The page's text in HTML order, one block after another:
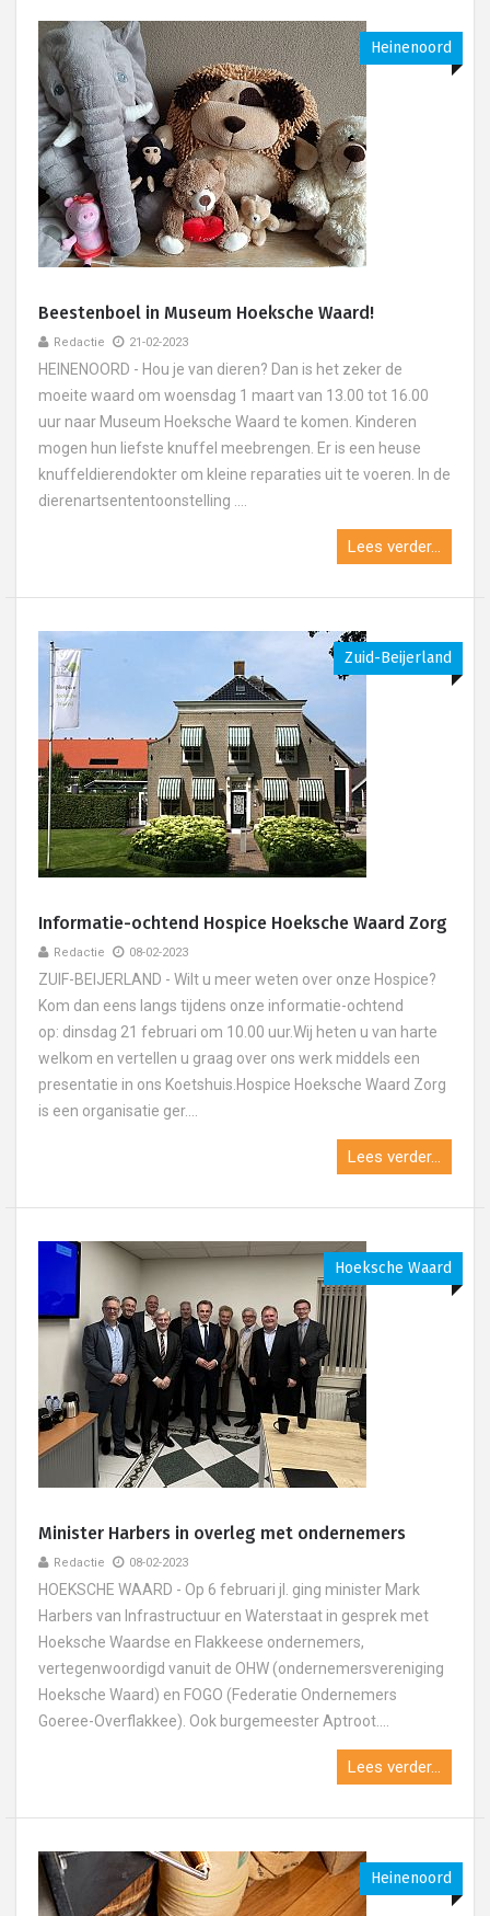
Heinenoord
Beestenboel in Museum Hoeksche Waard!
Redactie 21-02-2023
HEINENOORD - Hou je van dieren? Dan is het zeker de
moeite waard om woensdag 1 maart van 13.00 tot 16.00
uur naar Museum Hoeksche Waard te komen. Kinderen
mogen hun liefste knuffel meebrengen. Er is een heuse
knuffeldierendokter om kleine reparaties uit te voeren. In de
dierenartsententoonstelling ....
Lees verder...
Zuid-Beijerland
Informatie-ochtend Hospice Hoeksche Waard Zorg
Redactie 08-02-2023
ZUIF-BEIJERLAND - Wilt u meer weten over onze Hospice?
Kom dan eens langs tijdens onze informatie-ochtend
op: dinsdag 21 februari om 10.00 uur.Wij heten u van harte
welkom en vertellen u graag over ons werk middels een
presentatie in ons Koetshuis.Hospice Hoeksche Waard Zorg
is een organisatie ger....
Lees verder...
Hoeksche Waard
Minister Harbers in overleg met ondernemers
Redactie 08-02-2023
HOEKSCHE WAARD - Op 6 februari jl. ging minister Mark
Harbers van Infrastructuur en Waterstaat in gesprek met
Hoeksche Waardse en Flakkeese ondernemers,
vertegenwoordigd vanuit de OHW (ondernemersvereniging
Hoeksche Waard) en FOGO (Federatie Ondernemers
Goeree-Overflakkee). Ook burgemeester Aptroot....
Lees verder...
Heinenoord